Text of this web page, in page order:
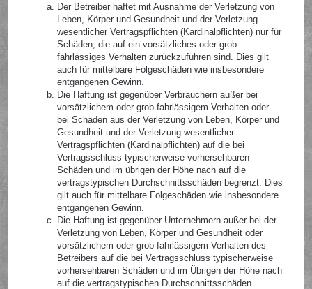
Der Betreiber haftet mit Ausnahme der Verletzung von
Leben, Körper und Gesundheit und der Verletzung
wesentlicher Vertragspflichten (Kardinalpflichten) nur für
Schäden, die auf ein vorsätzliches oder grob
fahrlässiges Verhalten zurückzuführen sind. Dies gilt
auch für mittelbare Folgeschäden wie insbesondere
entgangenen Gewinn.
Die Haftung ist gegenüber Verbrauchern außer bei
vorsätzlichem oder grob fahrlässigem Verhalten oder
bei Schäden aus der Verletzung von Leben, Körper und
Gesundheit und der Verletzung wesentlicher
Vertragspflichten (Kardinalpflichten) auf die bei
Vertragsschluss typischerweise vorhersehbaren
Schäden und im übrigen der Höhe nach auf die
vertragstypischen Durchschnittsschäden begrenzt. Dies
gilt auch für mittelbare Folgeschäden wie insbesondere
entgangenen Gewinn.
Die Haftung ist gegenüber Unternehmern außer bei der
Verletzung von Leben, Körper und Gesundheit oder
vorsätzlichem oder grob fahrlässigem Verhalten des
Betreibers auf die bei Vertragsschluss typischerweise
vorhersehbaren Schäden und im Übrigen der Höhe nach
auf die vertragstypischen Durchschnittsschäden